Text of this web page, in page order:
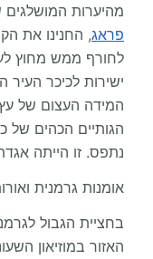
מהיערות
פראג, החנינו את
ישירות לכיכר העיר
המידה העצום של
נתפס. זו הייתה
אומנות גרמנית
בחציית הגבול
האזור במוזיאון